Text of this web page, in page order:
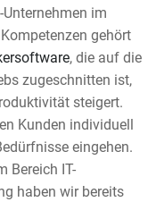
im
gehört
, die auf die
zugeschnitten ist,
steigert.
Kunden individuell
eingehen.
Bereich IT-
haben wir bereits